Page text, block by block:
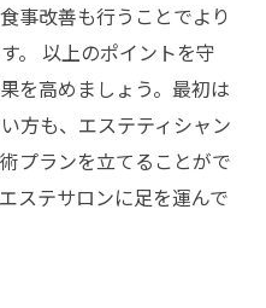
事改善も行うことでより
。 以上のポイントを守
を高めましょう。最初は
方も、エステティシャン
プランを立てることがで
ステサロンに足を運んで